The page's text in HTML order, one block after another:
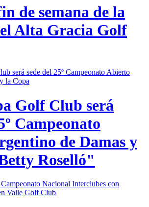
de semana de la
Alta Gracia Golf
Golf Club será
Campeonato
de Damas y
Roselló"